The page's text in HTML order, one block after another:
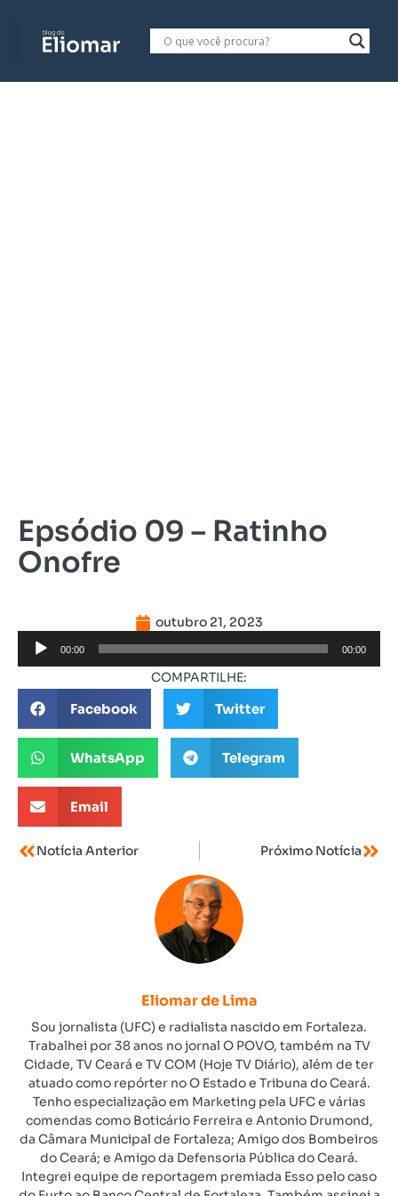
Epsódio 09 – Ratinho
Onofre
outubro 21, 2023
Tocador
de
áudio
00:00 00:00
COMPARTILHE:
Facebook Twitter
WhatsApp Telegram
Email
Notícia Anterior Próximo Notícia
Eliomar de Lima
Sou jornalista (UFC) e radialista nascido em Fortaleza.
Trabalhei por 38 anos no jornal O POVO, também na TV
Cidade, TV Ceará e TV COM (Hoje TV Diário), além de ter
atuado como repórter no O Estado e Tribuna do Ceará.
Tenho especialização em Marketing pela UFC e várias
comendas como Boticário Ferreira e Antonio Drumond,
da Câmara Municipal de Fortaleza; Amigo dos Bombeiros
do Ceará; e Amigo da Defensoria Pública do Ceará.
Integrei equipe de reportagem premiada Esso pelo caso